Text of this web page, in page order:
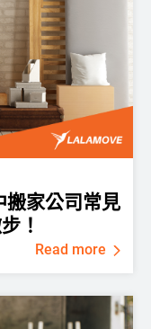
搬家公司常見
！
Read more